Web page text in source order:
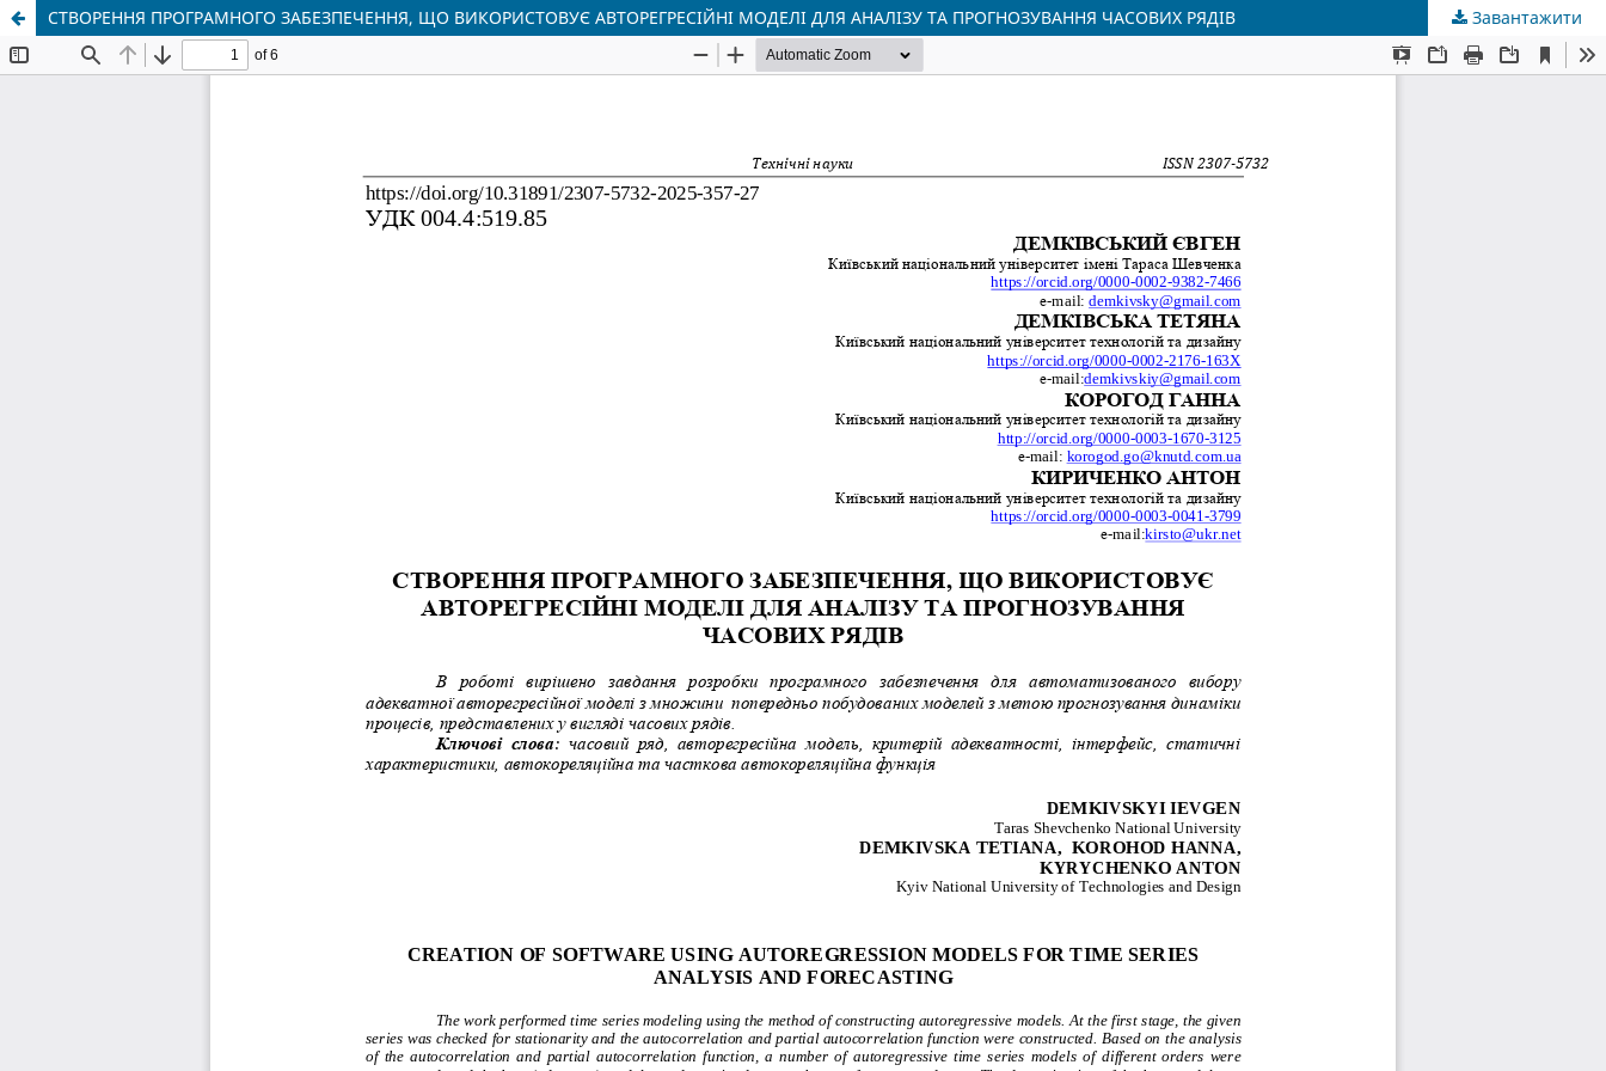
СТВОРЕННЯ ПРОГРАМНОГО ЗАБЕЗПЕЧЕННЯ, ЩО ВИКОРИСТОВУЄ АВТОРЕГРЕСІЙНІ МОДЕЛІ ДЛЯ АНАЛІЗУ ТА ПРОГНОЗУВАННЯ ЧАСОВИХ РЯДІВ Завантажити